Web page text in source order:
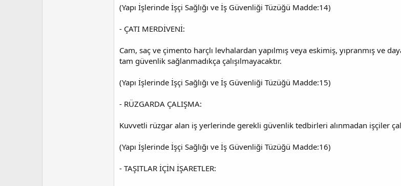
(Yapı İşlerinde İşçi Sağlığı ve İş Güvenliği Tüzüğü Madde:14)
- ÇATI MERDİVENİ:
Cam, saç ve çimento harçlı levhalardan yapılmış veya eskimiş, yıpranmış ve
tam güvenlik sağlanmadıkça çalışılmayacaktır.
(Yapı İşlerinde İşçi Sağlığı ve İş Güvenliği Tüzüğü Madde:15)
- RÜZGARDA ÇALIŞMA:
Kuvvetli rüzgar alan iş yerlerinde gerekli güvenlik tedbirleri alınmadan işçiler
(Yapı İşlerinde İşçi Sağlığı ve İş Güvenliği Tüzüğü Madde:16)
- TAŞITLAR İÇİN İŞARETLER: